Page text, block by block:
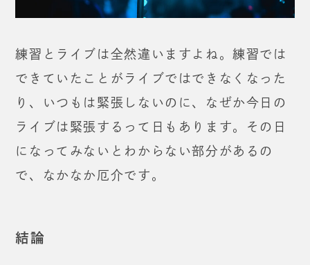
練習とライブは全然違いますよね。 練習では
できていたことがライブではできなくなった
り、
いつもは緊張しないのに、なぜか今日の
ライブは 緊張するって日もあります。
その日
になってみないとわからない部分があるの
で、
なかなか厄介です。
結論